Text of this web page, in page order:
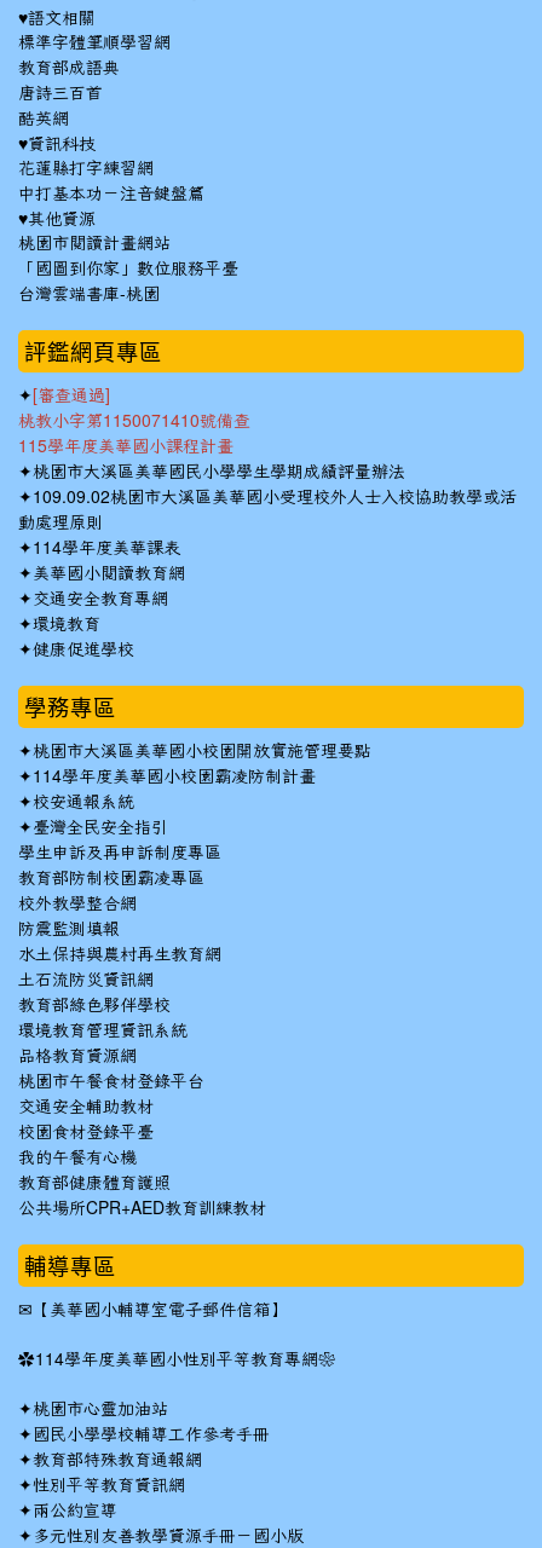
♥語文相關
標準字體筆順學習網
教育部成語典
唐詩三百首
酷英網
♥資訊科技
花蓮縣打字練習網
中打基本功－注音鍵盤篇
♥其他資源
桃園市閱讀計畫網站
「國圖到你家」數位服務平臺
台灣雲端書庫-桃園
::: 評鑑網頁專區
✦ [審查通過]
桃教小字第1150071410號備查
115學年度美華國小課程計畫
✦桃園市大溪區美華國民小學學生學期成績評量辦法
✦109.09.02桃園市大溪區美華國小受理校外人士入校協助教學或活
動處理原則
✦114學年度美華課表
✦美華國小閱讀教育網
✦ 交通安全教育專網
✦環境教育
✦健康促進學校
學務專區
✦桃園市大溪區美華國小校園開放實施管理要點
✦114學年度美華國小校園霸凌防制計畫
✦校安通報系統
✦臺灣全民安全指引
學生申訴及再申訴制度專區
教育部防制校園霸凌專區
校外教學整合網
防震監測填報
水土保持與農村再生教育網
土石流防災資訊網
教育部綠色夥伴學校
環境教育管理資訊系統
品格教育資源網
桃園市午餐食材登錄平台
交通安全輔助教材
校園食材登錄平臺
我的午餐有心機
教育部健康體育護照
公共場所CPR+AED教育訓練教材
輔導專區
✉ 【美華國小輔導室電子郵件信箱】
✿114學年度美華國小性別平等教育專網❀
✦桃園市心靈加油站
✦ 國民小學學校輔導工作參考手冊
✦教育部特殊教育通報網
✦性別平等教育資訊網
✦兩公約宣導
✦ 多元性別友善教學資源手冊－國小版